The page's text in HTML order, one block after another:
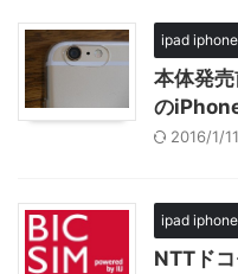
ipad iphone
本体発
の
2016/1/11
ipad iphone
NTTド